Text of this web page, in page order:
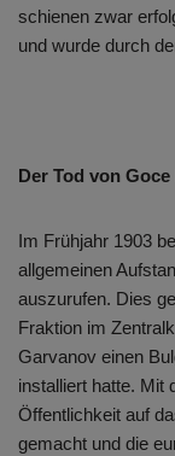
schienen zwar
und wurde durch
Der Tod von Goce
Im Frühjahr 1903
allgemeinen
auszurufen. Dies
Fraktion im
Garvanov einen
installiert hatte. Mit
Öffentlichkeit auf
gemacht und die